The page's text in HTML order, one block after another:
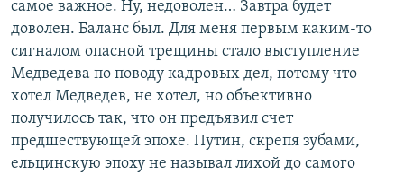
самое важное. Ну, недоволен… Завтра будет
доволен. Баланс был. Для меня первым каким-то
сигналом опасной трещины стало выступление
Медведева по поводу кадровых дел, потому что
хотел Медведев, не хотел, но объективно
получилось так, что он предъявил счет
предшествующей эпохе. Путин, скрепя зубами,
ельцинскую эпоху не называл лихой до самого